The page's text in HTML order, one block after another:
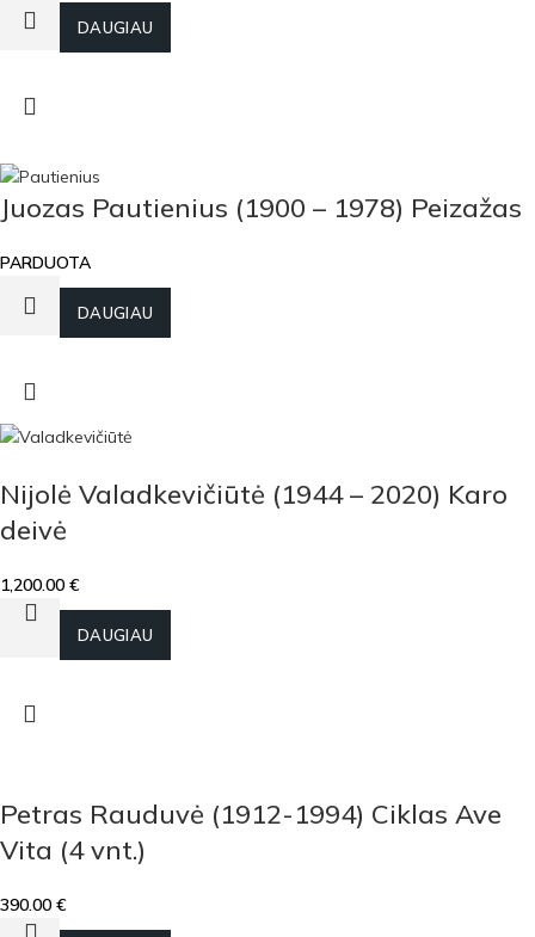
DAUGIAU
Juozas Pautienius (1900 – 1978) Peizažas
PARDUOTA
DAUGIAU
Nijolė Valadkevičiūtė (1944 – 2020) Karo
deivė
1,200.00 €
DAUGIAU
Petras Rauduvė (1912-1994) Ciklas Ave
Vita (4 vnt.)
390.00 €